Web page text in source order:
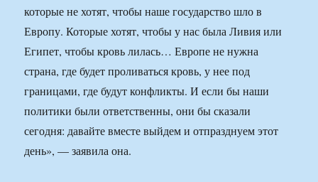
которые не хотят, чтобы наше государство шло в
Европу. Которые хотят, чтобы у нас была Ливия или
Египет, чтобы кровь лилась… Европе не нужна
страна, где будет проливаться кровь, у нее под
границами, где будут конфликты. И если бы наши
политики были ответственны, они бы сказали
сегодня: давайте вместе выйдем и отпразднуем этот
день», — заявила она.